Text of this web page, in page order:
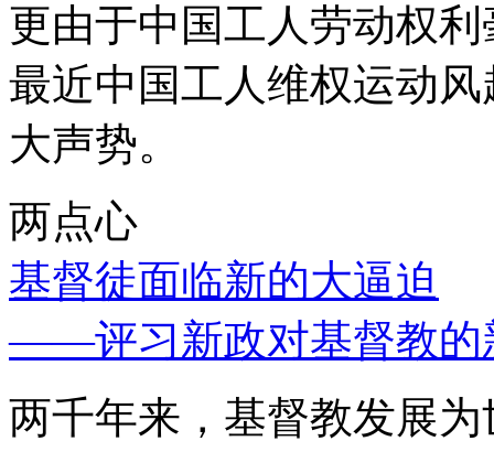
更由于中国工人劳动权
最近中国工人维权运动
大声势。
两点心
基督徒面临新的大逼迫
——评习新政对基督教的
两千年来，基督教发展